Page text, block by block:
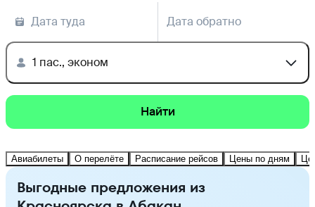
Дата туда Дата обратно
1 пас., эконом
Найти
Авиабилеты О перелёте Расписание рейсов Цены по дням
Выгодные предложения из